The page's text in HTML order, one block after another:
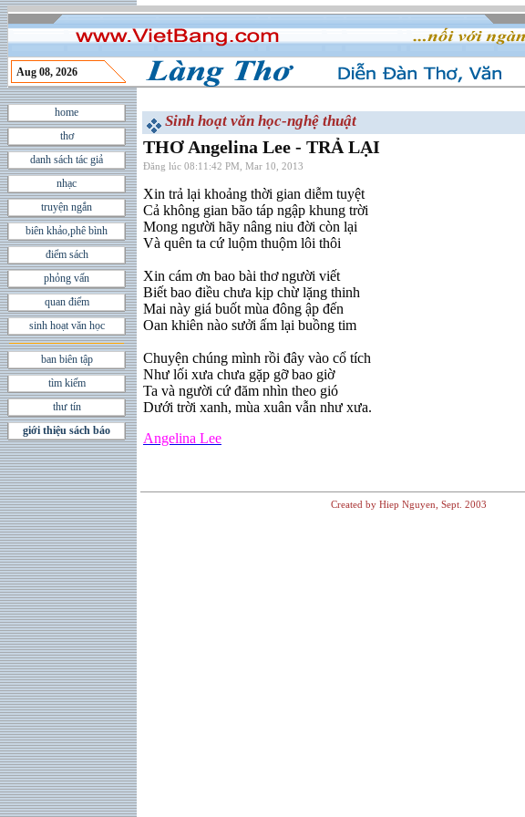
Aug 08, 2026
home
thơ
danh sách tác giả
nhạc
truyện ngắn
biên khảo,phê bình
điểm sách
phỏng vấn
quan điểm
sinh hoạt văn học
ban biên tập
tìm kiếm
thư tín
giới thiệu sách báo
Sinh hoạt văn học-nghệ thuật
THƠ Angelina Lee - TRẢ LẠI
Đăng lúc 08:11:42 PM, Mar 10, 2013
Xin trả lại khoảng thời gian diễm tuyệt
Cả không gian bão táp ngập khung trời
Mong người hãy nâng niu đời còn lại
Và quên ta cứ luộm thuộm lôi thôi
Xin cám ơn bao bài thơ người viết
Biết bao điều chưa kịp chừ lặng thinh
Mai này giá buốt mùa đông ập đến
Oan khiên nào sưởi ấm lại buồng tim
Chuyện chúng mình rồi đây vào cổ tích
Như lối xưa chưa gặp gỡ bao giờ
Ta và người cứ đăm nhìn theo gió
Dưới trời xanh, mùa xuân vẫn như xưa.
Angelina Lee
Created by Hiep Nguyen, Sept. 2003